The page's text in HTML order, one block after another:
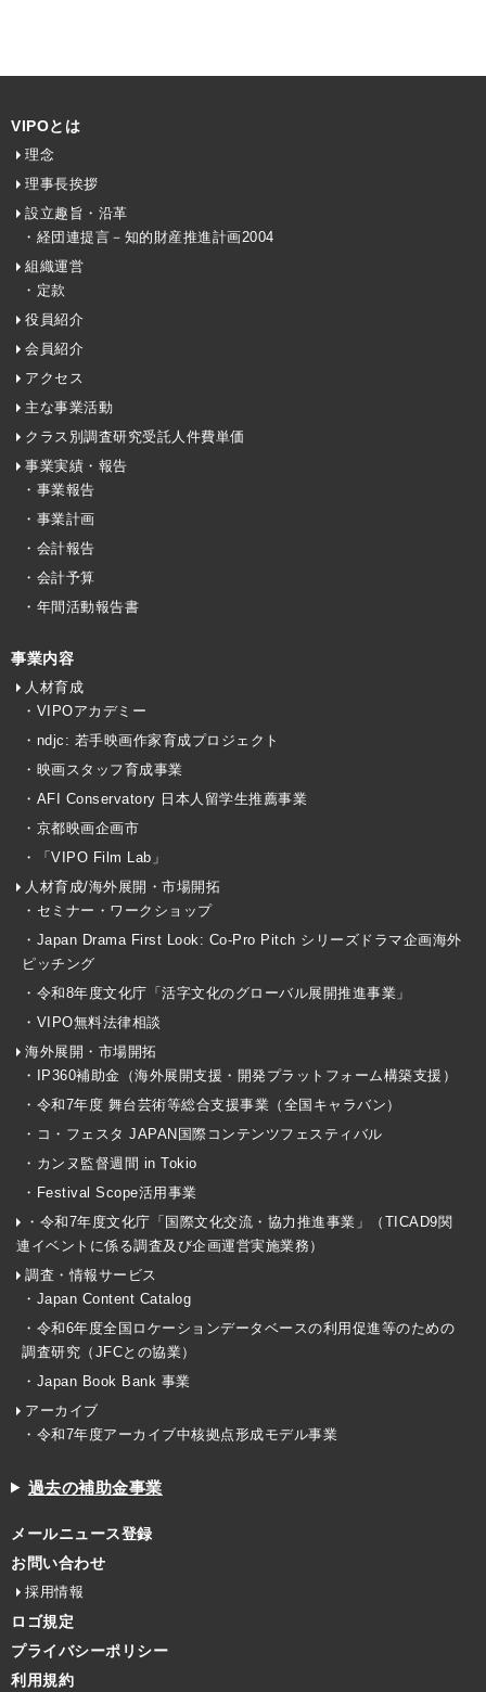
VIPOとは
理念
理事長挨拶
設立趣旨・沿革
・経団連提言－知的財産推進計画2004
組織運営
・定款
役員紹介
会員紹介
アクセス
主な事業活動
クラス別調査研究受託人件費単価
事業実績・報告
・事業報告
・事業計画
・会計報告
・会計予算
・年間活動報告書
事業内容
人材育成
・VIPOアカデミー
・ndjc: 若手映画作家育成プロジェクト
・映画スタッフ育成事業
・AFI Conservatory 日本人留学生推薦事業
・京都映画企画市
・「VIPO Film Lab」
人材育成/海外展開・市場開拓
・セミナー・ワークショップ
・Japan Drama First Look: Co-Pro Pitch シリーズドラマ企画海外
ピッチング
・令和8年度文化庁「活字文化のグローバル展開推進事業」
・VIPO無料法律相談
海外展開・市場開拓
・IP360補助金（海外展開支援・開発プラットフォーム構築支援）
・令和7年度 舞台芸術等総合支援事業（全国キャラバン）
・コ・フェスタ JAPAN国際コンテンツフェスティバル
・カンヌ監督週間 in Tokio
・Festival Scope活用事業
・令和7年度文化庁「国際文化交流・協力推進事業」（TICAD9関
連イベントに係る調査及び企画運営実施業務）
調査・情報サービス
・Japan Content Catalog
・令和6年度全国ロケーションデータベースの利用促進等のための
調査研究（JFCとの協業）
・Japan Book Bank 事業
アーカイブ
・令和7年度アーカイブ中核拠点形成モデル事業
過去の補助金事業
メールニュース登録
お問い合わせ
採用情報
ロゴ規定
プライバシーポリシー
利用規約